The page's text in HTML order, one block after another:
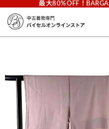
最大80%OFF！